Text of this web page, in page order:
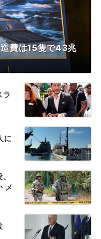
造費は15隻で43兆
ラ
に
メ